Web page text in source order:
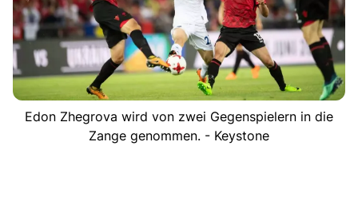
Edon Zhegrova wird von zwei Gegenspielern in die
Zange genommen. - Keystone